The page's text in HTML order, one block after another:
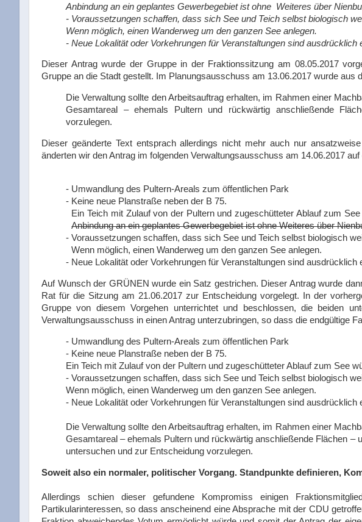
Anbindung an ein geplantes Gewerbegebiet ist ohne Weiteres über
- Voraussetzungen schaffen, dass sich See und Teich selbst biologisch
Wenn möglich, einen Wanderweg um den ganzen See anlegen.
- Neue Lokalität oder Vorkehrungen für Veranstaltungen sind ausdrücklich
Dieser Antrag wurde der Gruppe in der Fraktionssitzung am 08.05.2017
Gruppe an die Stadt gestellt. Im Planungsausschuss am 13.06.2017 wurde aus
Die Verwaltung sollte den Arbeitsauftrag erhalten, im Rahmen einer
Gesamtareal – ehemals Pultern und rückwärtig anschließende
vorzulegen.
Dieser geänderte Text entsprach allerdings nicht mehr auch nur
änderten wir den Antrag im folgenden Verwaltungsausschuss am 14.06.2017 auf
- Umwandlung des Pultern-Areals zum öffentlichen Park
- Keine neue Planstraße neben der B 75.
Ein Teich mit Zulauf von der Pultern und zugeschütteter Ablauf zum
Anbindung an ein geplantes Gewerbegebiet ist ohne Weiteres über
- Voraussetzungen schaffen, dass sich See und Teich selbst biologisch
Wenn möglich, einen Wanderweg um den ganzen See anlegen.
- Neue Lokalität oder Vorkehrungen für Veranstaltungen sind ausdrücklich
Auf Wunsch der GRÜNEN wurde ein Satz gestrichen. Dieser Antrag wurde
Rat für die Sitzung am 21.06.2017 zur Entscheidung vorgelegt. In der
Gruppe von diesem Vorgehen unterrichtet und beschlossen, die beiden
Verwaltungsausschuss in einen Antrag unterzubringen, so dass die endgültige
- Umwandlung des Pultern-Areals zum öffentlichen Park
- Keine neue Planstraße neben der B 75.
Ein Teich mit Zulauf von der Pultern und zugeschütteter Ablauf zum See
- Voraussetzungen schaffen, dass sich See und Teich selbst biologisch
Wenn möglich, einen Wanderweg um den ganzen See anlegen.
- Neue Lokalität oder Vorkehrungen für Veranstaltungen sind ausdrücklich
Die Verwaltung sollte den Arbeitsauftrag erhalten, im Rahmen einer
Gesamtareal – ehemals Pultern und rückwärtig anschließende Flächen –
untersuchen und zur Entscheidung vorzulegen.
Soweit also ein normaler, politischer Vorgang. Standpunkte definieren,
Allerdings schien dieser gefundene Kompromiss einigen
Partikularinteressen, so dass anscheinend eine Absprache mit der CDU